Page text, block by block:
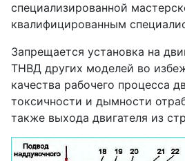
специализированной
квалифицированным
Запрещается установка на
ТНВД других моделей во
качества рабочего процесса
токсичности и дымности
также выхода двигателя из